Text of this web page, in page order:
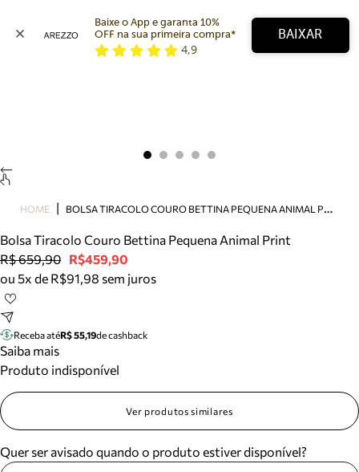
Bolsa
Tamanco
Tênis
Mule
Tire dúvidas sobre pedidos, devoluções e mais.
Meus pedidos
Acompanhe seus pedidos e solicite devoluções.
Baixe o App e garanta 10%
OFF na sua primeira compra*
4,9
BAIXAR
HOME B
OLSA TIRACOLO COURO BETTINA PEQUENA ANIMAL PRINT
Bolsa Tiracolo Couro Bettina Pequena Animal Print
R$ 659,90 R$459,90
ou 5x de R$91,98 sem juros
Receba atéR$ 55,19de cashback
Saiba mais
Produto indisponível
Ver produtos similares
Quer ser avisado quando o produto estiver disponível?